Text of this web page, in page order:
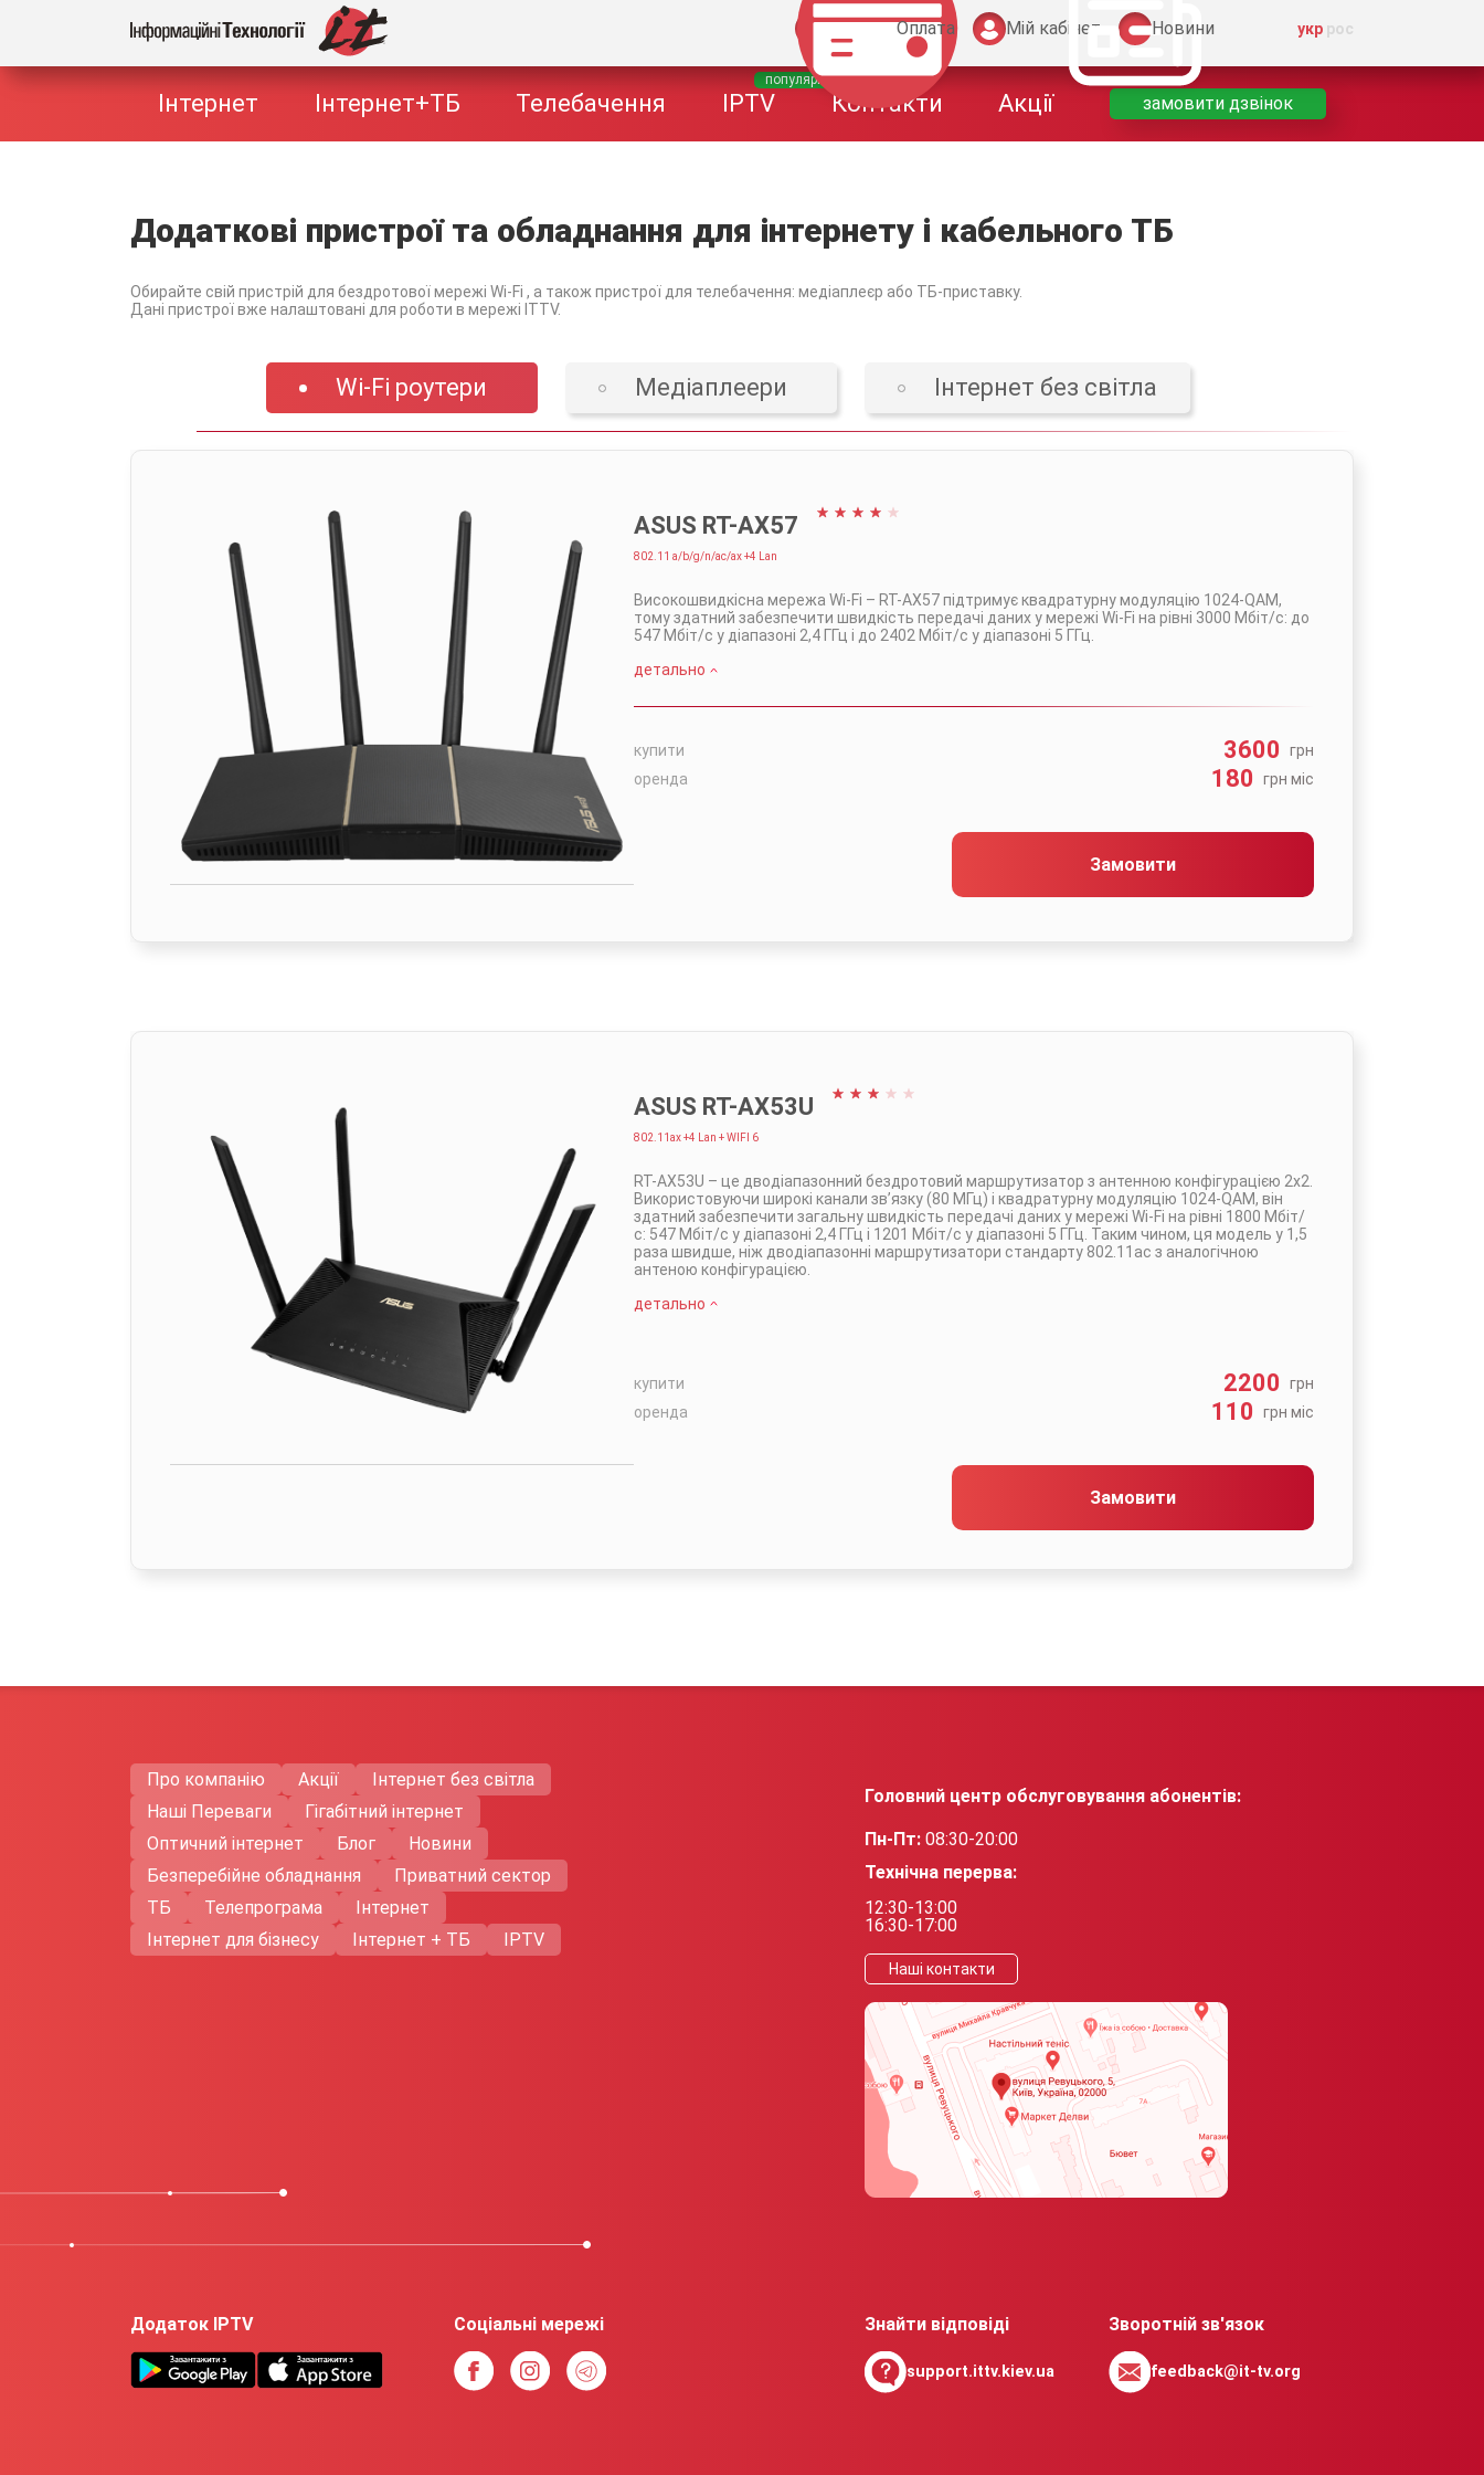
Оплата Мій кабінет Новини укр рос
Інтернет Інтернет+ТБ Телебачення
популярне
IPTV Контакти Акції замовити дзвiнок
Додаткові пристрої та обладнання для інтернету і кабельного ТБ
Обирайте свій пристрій для бездротової мережі Wi-Fi , а також пристрої для телебачення: медіаплеєр або ТБ-приставку.
Дані пристрої вже налаштовані для роботи в мережі ITTV.
Wi-Fi роутери Медiаплеери Інтернет без світла
ASUS RT-AX57
802.11 a/b/g/n/ac/ax +4 Lan
Високошвидкісна мережа Wi-Fi – RT-AX57 підтримує квадратурну модуляцію 1024-QAM,
тому здатний забезпечити швидкість передачі даних у мережі Wi-Fi на рівні 3000 Мбіт/с: до
547 Мбіт/с у діапазоні 2,4 ГГц і до 2402 Мбіт/с у діапазоні 5 ГГц.
детально
купити 3600
грн
оренда
180 грн мic
Замовити
ASUS RT-AX53U
802.11ax +4 Lan + WIFI 6
RT-AX53U – це дводіапазонний бездротовий маршрутизатор з антенною конфігурацією 2х2.
Використовуючи широкі канали зв’язку (80 МГц) і квадратурну модуляцію 1024-QAM, він
здатний забезпечити загальну швидкість передачі даних у мережі Wi-Fi на рівні 1800 Мбіт/
с: 547 Мбіт/с у діапазоні 2,4 ГГц і 1201 Мбіт/с у діапазоні 5 ГГц. Таким чином, ця модель у 1,5
раза швидше, ніж дводіапазонні маршрутизатори стандарту 802.11ac з аналогічною
антеною конфігурацією.
детально
купити 2200
грн
оренда
110 грн мic
Замовити
Про компанію Акції
Інтернет без світла
Нашi Переваги
Гігабітний інтернет
Оптичний інтернет
Блог
Новини
Безперебійне обладнання
Приватний сектор
ТБ
Телепрограма
Інтернет
Інтернет для бізнесу
Інтернет + ТБ IPTV
Додаток IPTV Соціальні мережі
Головний центр обслуговування абонентів:
Пн-Пт:08:30-20:00
Технічна перерва:
12:30-13:00
16:30-17:00
Нашi контакти
Знайти відповіді
support.ittv.kiev.ua
Зворотній зв'язок
feedback@it-tv.org